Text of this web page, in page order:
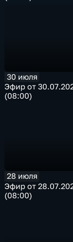
30 июля
Эфир от
(08:00)
28 июля
Эфир от
(08:00)